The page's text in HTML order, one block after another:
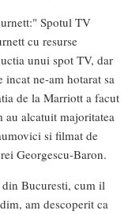
Spotul TV
cu resurse
unui spot TV, dar
incat ne-am hotarat sa
de la Marriott a facut
alcatuit majoritatea
si filmat de
Georgescu-Baron.
Bucuresti, cum il
am descoperit ca